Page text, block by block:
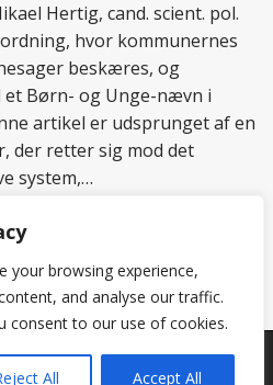
your browsing experience,
and analyse our traffic.
consent to our use of cookies.
All Accept All
Hertig, cand. scient. pol.
hvor kommunernes
beskæres, og
Børn- og Unge-nævn i
artikel er udsprunget af en
der retter sig mod det
system,…
. All Rights Reserved.